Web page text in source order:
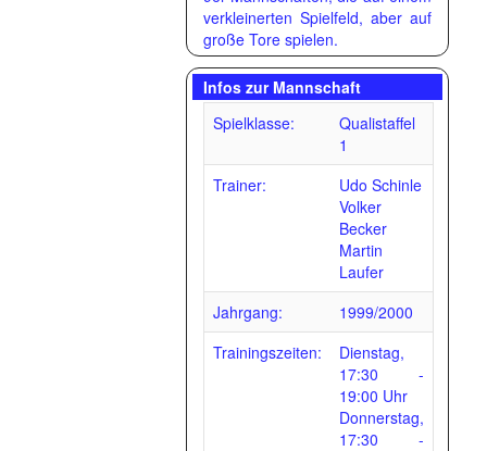
verkleinerten Spielfeld, aber auf
große Tore spielen.
Infos zur Mannschaft
Spielklasse:
Qualistaffel
1
Trainer:
Udo Schinle
Volker
Becker
Martin
Laufer
Jahrgang:
1999/2000
Trainingszeiten:
Dienstag,
17:30 -
19:00 Uhr
Donnerstag,
17:30 -